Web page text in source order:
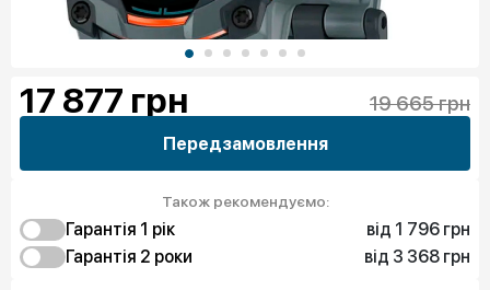
17 877 грн 19 665 грн
Передзамовлення
Також рекомендуємо:
Гарантія 1 рiк
від 1 796 грн
Захист від браку
1 796 грн
Гарантія 2 роки
від 3 368 грн